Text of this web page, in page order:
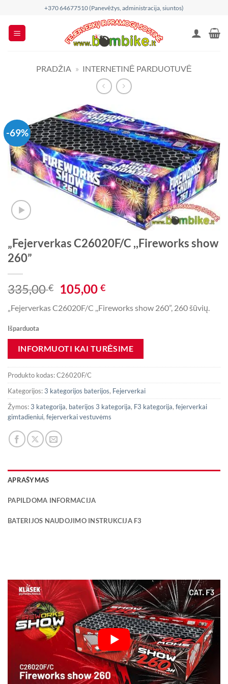
content
+370 64677510 (Panevėžys, administracija, siuntos)
PRADŽIA » INTERNETINĖ PARDUOTUVĖ
-69%
„Fejerverkas C26020F/C ,,Fireworks show
260”
335,00€
Original
price
was:
105,00€Current
is:
„Fejerverkas C26020F/C ,,Fireworks show 260”, 260 šūvių.
Išparduota
Produkto kodas:C26020F/C
Kategorijos:3 kategorijos baterijos, Fejerverkai
Žymos:3 kategorija, baterijos 3 kategorija, F3 kategorija, fejerverkai
gimtadieniui, fejerverkai vestuvėms
APRAŠYMAS
PAPILDOMA INFORMACIJA
BATERIJOS NAUDOJIMO INSTRUKCIJA F3